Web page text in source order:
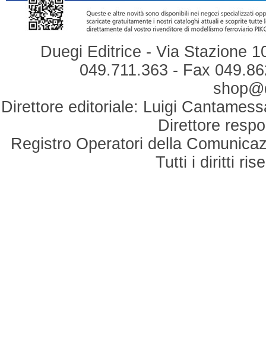
Duegi Editrice - Via Stazione
049.711.363 - Fax
Direttore editoriale: Luigi
Direttore
Registro Operatori della
Tutti i diritti